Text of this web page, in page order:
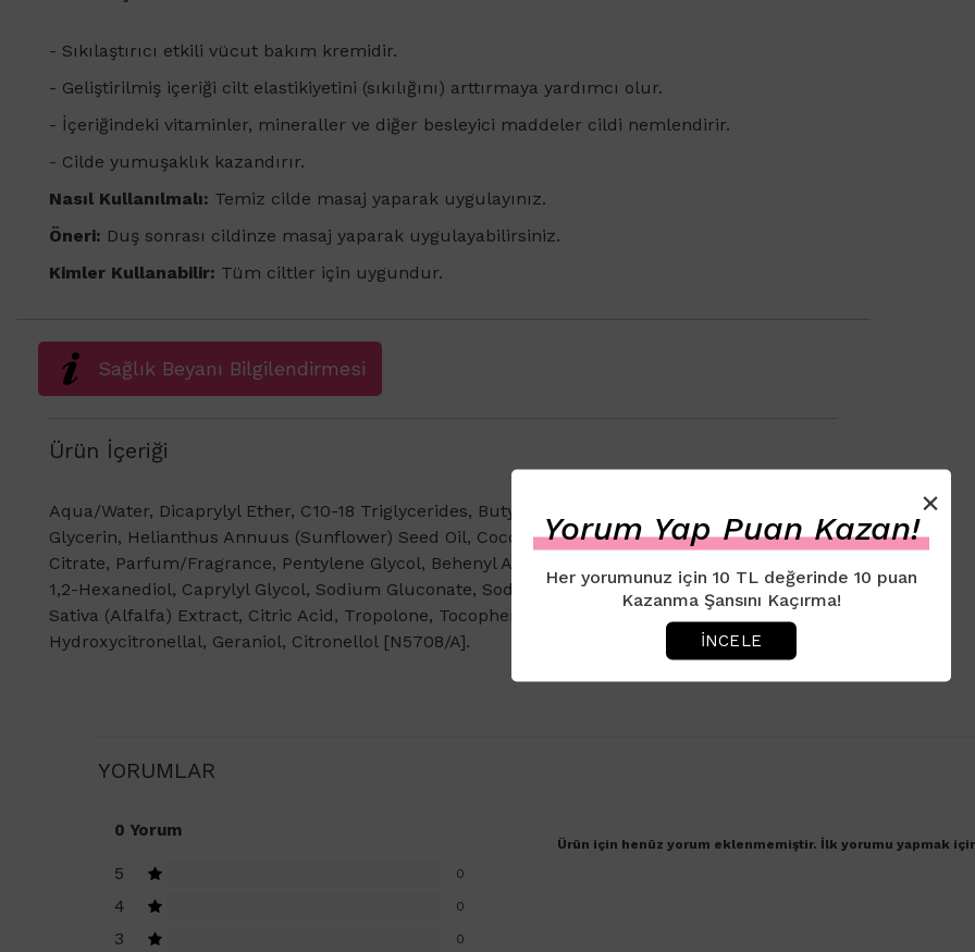
- Sıkılaştırıcı etkili vücut bakım kremidir.
- Geliştirilmiş içeriği cilt elastikiyetini (sıkılığını) arttırmaya yardımcı olur.
- İçeriğindeki vitaminler, mineraller ve diğer besleyici maddeler cildi nemlendirir.
- Cilde yumuşaklık kazandırır.
Nasıl Kullanılmalı: Temiz cilde masaj yaparak uygulayınız.
Öneri: Duş sonrası cildinze masaj yaparak uygulayabilirsiniz.
Kimler Kullanabilir: Tüm ciltler için uygundur.
Sağlık Beyanı Bilgilendirmesi
Ürün İçeriği
Aqua/Water, Dicaprylyl Ether, C10-18 Triglycerides, Butyrospermum Parkii (Shea) Butter,
Glycerin, Helianthus Annuus (Sunflower) Seed Oil, Coco-Caprylate/Caprate, Glyceryl Stearate
Citrate, Parfum/Fragrance, Pentylene Glycol, Behenyl Alcohol, Polyacrylate Crosspolymer-6,
1,2-Hexanediol, Caprylyl Glycol, Sodium Gluconate, Sodium Stearoyl Glutamate, Medicago
Sativa (Alfalfa) Extract, Citric Acid, Tropolone, Tocopherol, Linalool, Coumarin,
Hydroxycitronellal, Geraniol, Citronellol [N5708/A].
YORUMLAR
0 Yorum
5 0
4 0
3 0
Ürün için henüz yorum eklenmemiştir. İlk yorumu yapmak
×
Yorum Yap Puan Kazan!
Her yorumunuz için 10 TL değerinde 10 puan
Kazanma Şansını Kaçırma!
İNCELE